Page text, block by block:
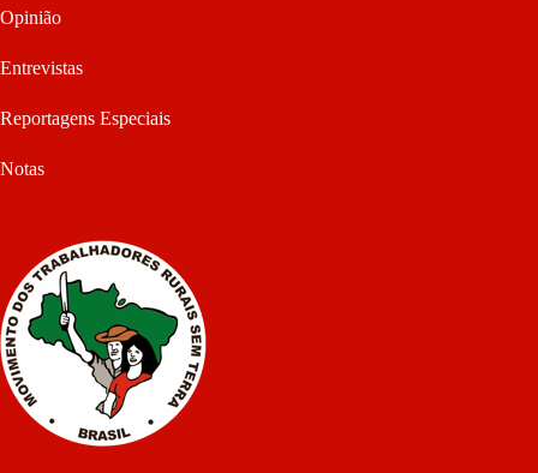
Opinião
Entrevistas
Reportagens Especiais
Notas